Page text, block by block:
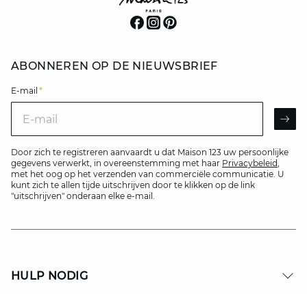
ABONNEREN OP DE NIEUWSBRIEF
E-mail *
Door zich te registreren aanvaardt u dat Maison 123 uw persoonlijke
gegevens verwerkt, in overeenstemming met haar Privacybeleid,
met het oog op het verzenden van commerciële communicatie. U
kunt zich te allen tijde uitschrijven door te klikken op de link
"uitschrijven" onderaan elke e-mail.
HULP NODIG